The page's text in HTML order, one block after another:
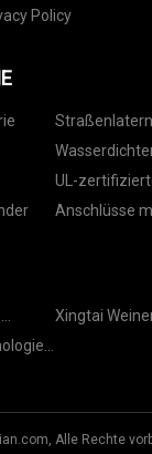
Policy
UL-
Anschlüsse
Xingtai Weineng Technologie Co.,
Alle Rechte